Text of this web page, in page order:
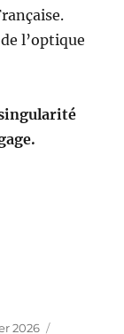
l’optique
2026